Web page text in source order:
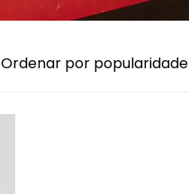
Ordenar por popularidade